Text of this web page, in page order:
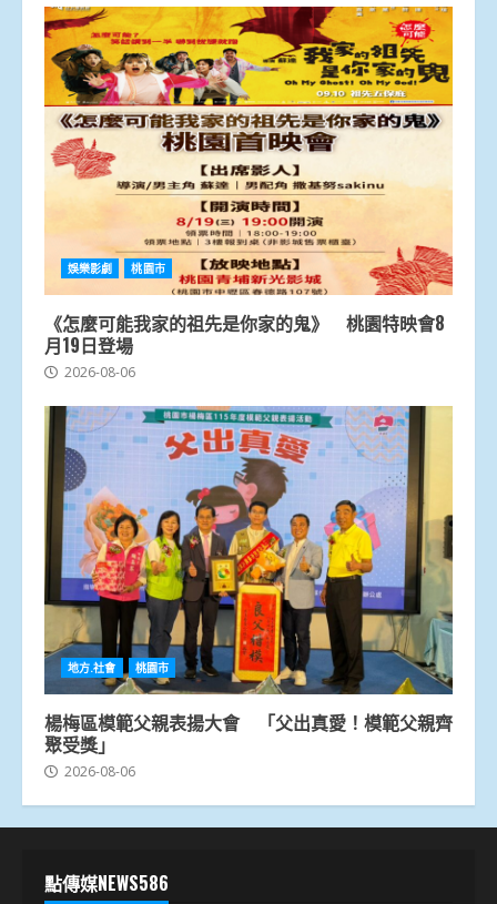
娛樂影劇 桃園市
《怎麼可能我家的祖先是你家的鬼》 桃園特映會8
月19日登場
2026-08-06
地方.社會 桃園市
楊梅區模範父親表揚大會 「父出真愛！模範父親齊
聚受獎」
2026-08-06
點傳媒NEWS586